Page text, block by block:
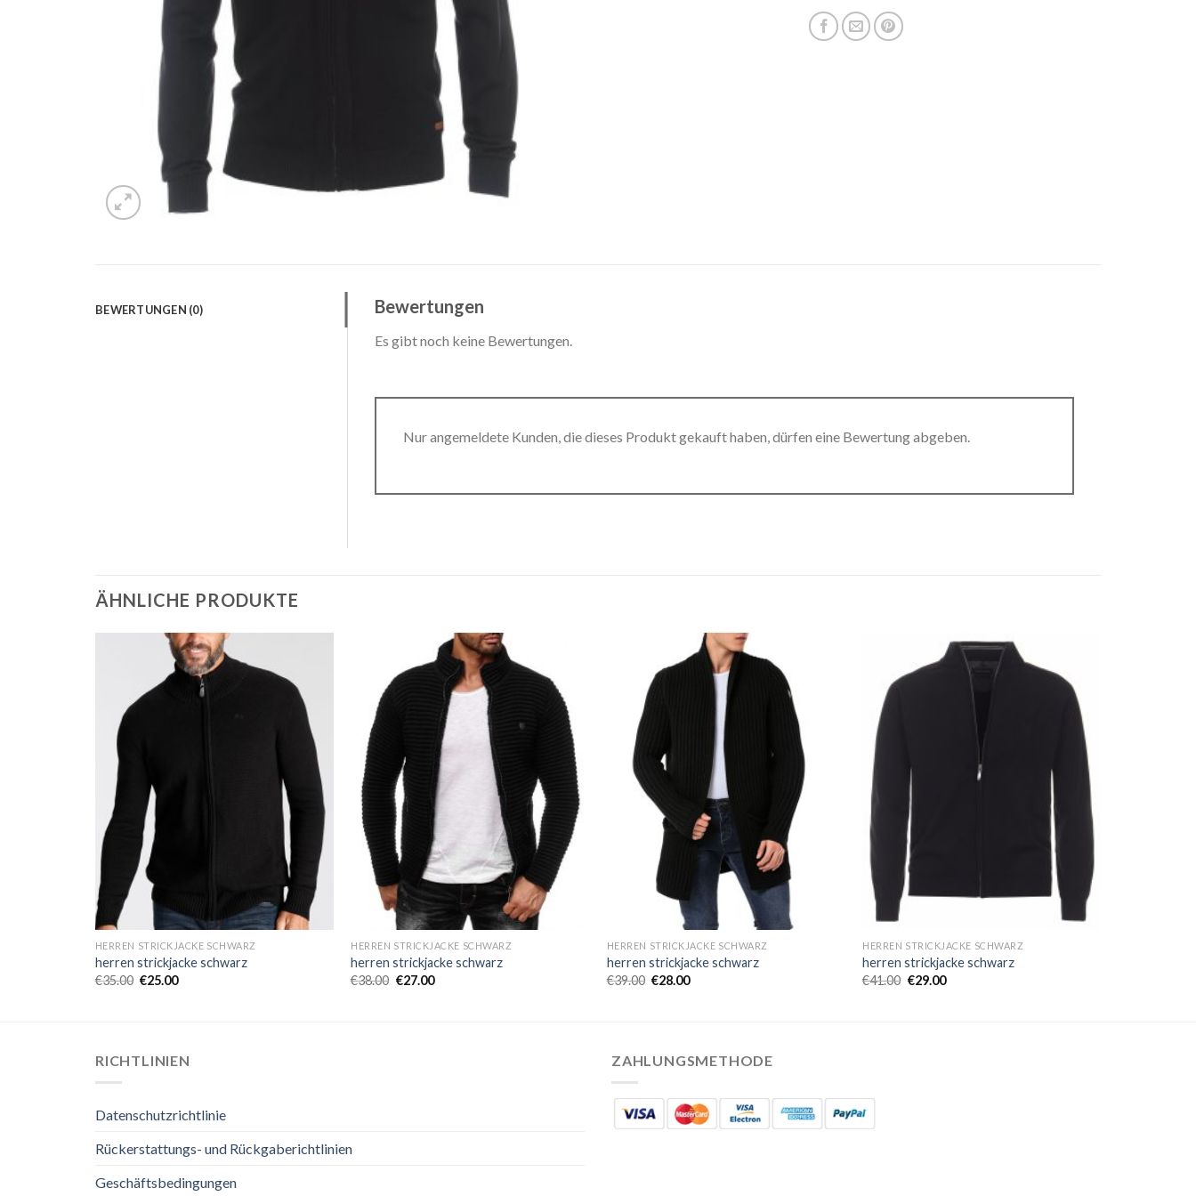
BEWERTUNGEN (0) Bewertungen
Es gibt noch keine Bewertungen.
Nur angemeldete Kunden, die dieses Produkt gekauft haben, dürfen eine Bewertung abgeben.
ÄHNLICHE PRODUKTE
HERREN STRICKJACKE SCHWARZ
herren strickjacke schwarz
€35.00 €25.00
HERREN STRICKJACKE SCHWARZ
herren strickjacke schwarz
€38.00 €27.00
HERREN STRICKJACKE SCHWARZ
herren strickjacke schwarz
€39.00 €28.00
HERREN STRICKJACKE SCHWARZ
herren strickjacke schwarz
€41.00 €29.00
RICHTLINIEN
Datenschutzrichtlinie
Rückerstattungs- und Rückgaberichtlinien
Geschäftsbedingungen
ZAHLUNGSMETHODE